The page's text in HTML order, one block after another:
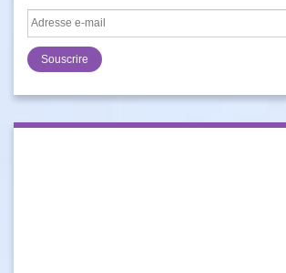
Adresse
e-
mail